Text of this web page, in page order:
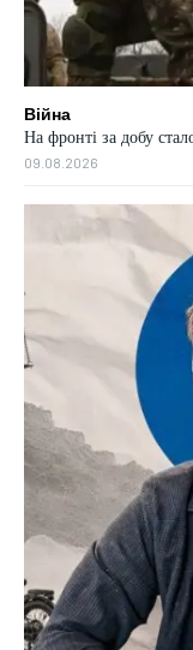
Війна
На фронті за добу
09.08.2026